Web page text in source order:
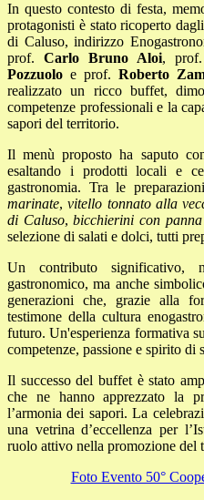
In questo contesto di festa,
protagonisti è stato ricoperto
di Caluso, indirizzo
prof. Carlo Bruno Aloi,
Pozzuolo e prof. Roberto
realizzato un ricco buffet,
competenze professionali e la
sapori del territorio.
Il menù proposto ha saputo
esaltando i prodotti locali e
gastronomia. Tra le
marinate,vitello tonnato alla
di Caluso,bicchierini con
selezione di salati e dolci, tutti
Un contributo
gastronomico, ma anche
generazioni che, grazie alla
testimone della cultura
futuro. Un'esperienza formativa
competenze, passione e spirito di
Il successo del buffet è stato
che ne hanno apprezzato la
l’armonia dei sapori. La
una vetrina d’eccellenza per
ruolo attivo nella promozione del
Foto Evento 50°